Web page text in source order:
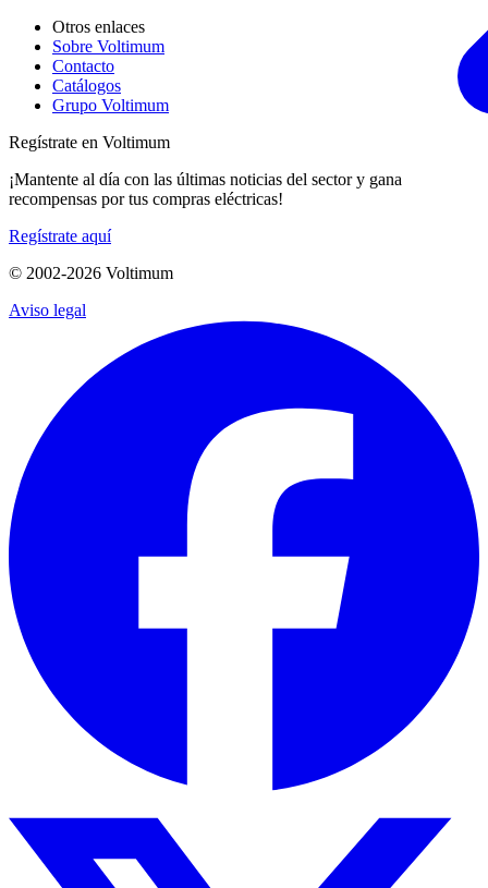
Otros enlaces
Sobre Voltimum
Contacto
Catálogos
Grupo Voltimum
Regístrate en Voltimum
¡Mantente al día con las últimas noticias del sector y gana
recompensas por tus compras eléctricas!
Regístrate aquí
© 2002-2026 Voltimum
Aviso legal